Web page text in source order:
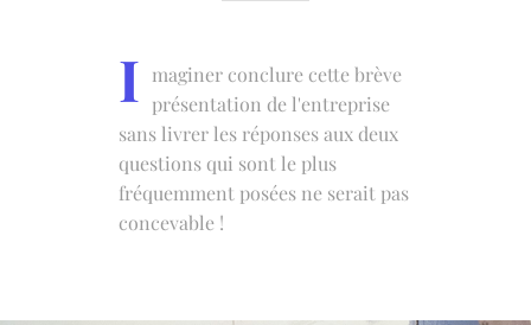
I maginer conclure cette brève
présentation de l'entreprise
sans livrer les réponses aux deux
questions qui sont le plus
fréquemment posées ne serait pas
concevable !